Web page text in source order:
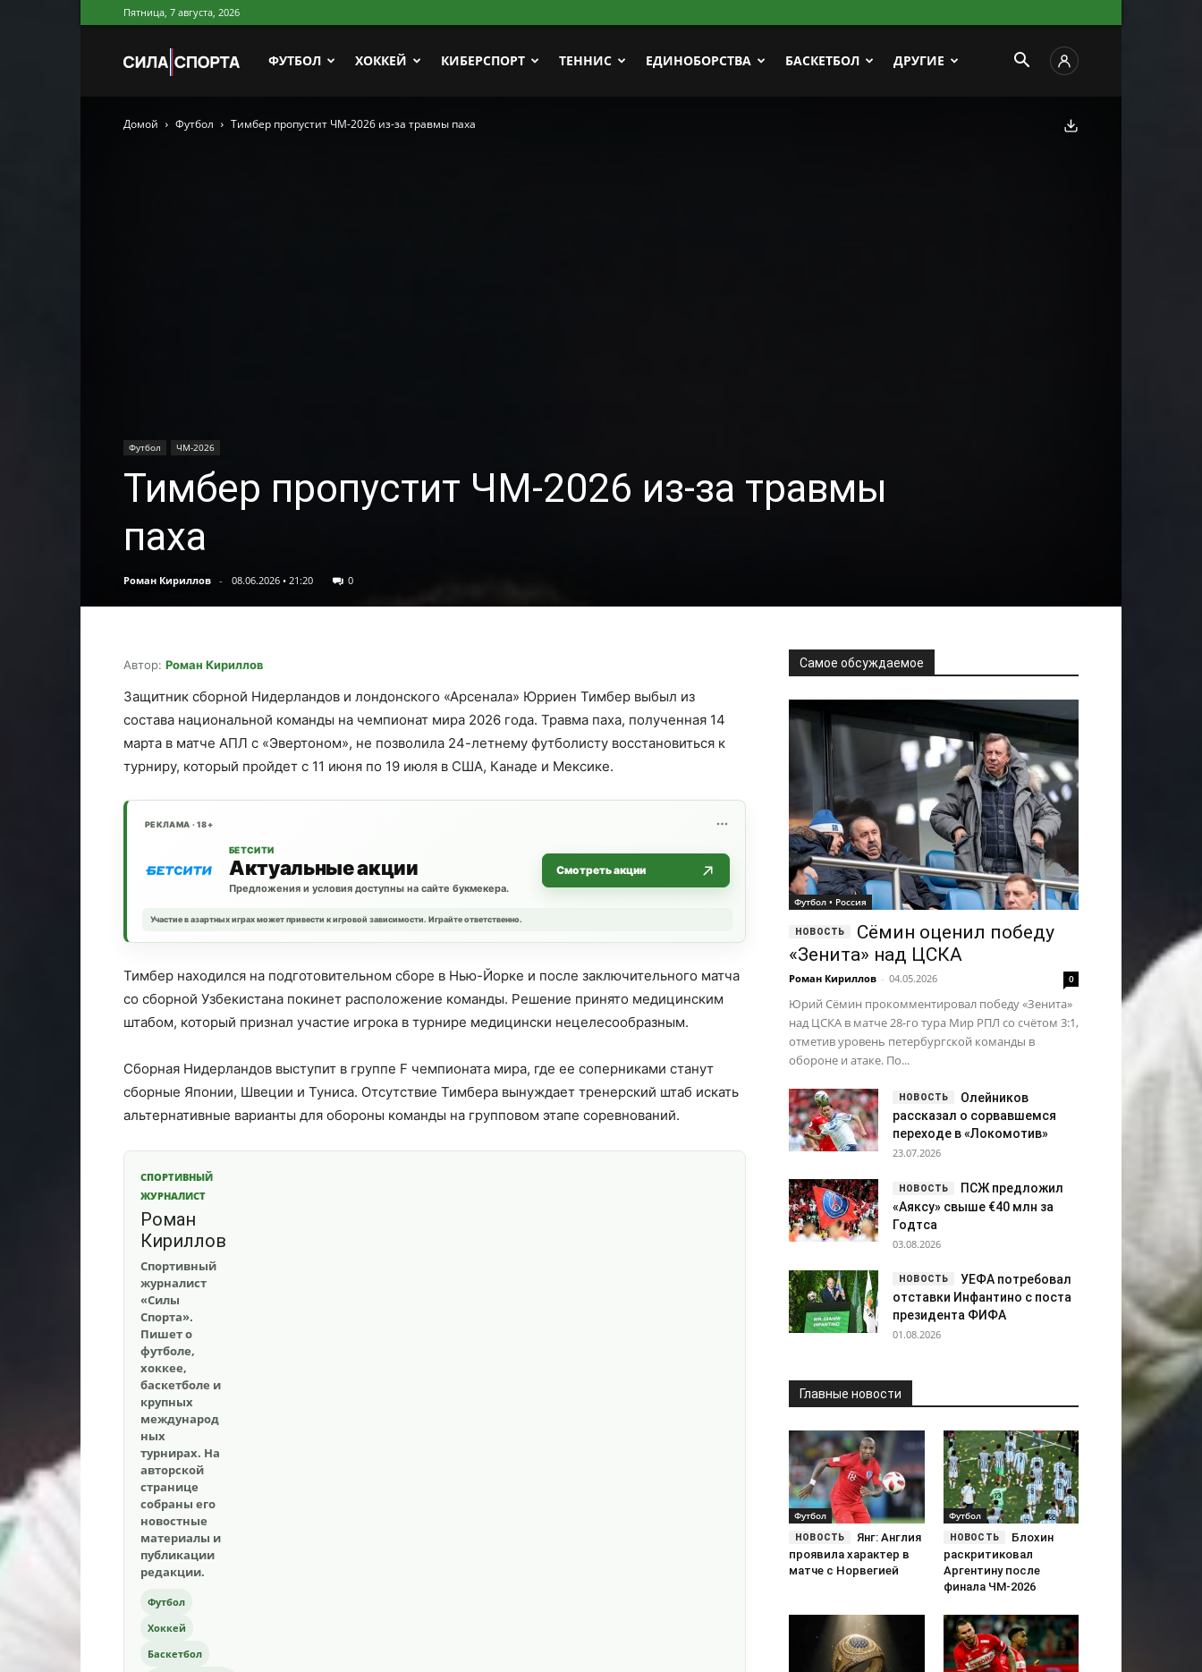
Пятница, 7 августа, 2026
Сила
Спорта
ФУТБОЛ ХОККЕЙ КИБЕРСПОРТ ТЕННИС ЕДИНОБОРСТВА БАСКЕТБОЛ ДРУГИЕ
Домой Футбол Тимбер пропустит ЧМ-2026 из-за травмы паха
Футбол ЧМ-2026
Тимбер пропустит ЧМ-2026 из-за травмы
паха
Роман Кириллов - 08.06.2026 • 21:20 0
Скачать фото
Автор: Роман Кириллов
Защитник сборной Нидерландов и лондонского «Арсенала» Юрриен Тимбер выбыл из
состава национальной команды на чемпионат мира 2026 года. Травма паха, полученная 14
марта в матче АПЛ с «Эвертоном», не позволила 24-летнему футболисту восстановиться к
турниру, который пройдет с 11 июня по 19 июля в США, Канаде и Мексике.
РЕКЛАМА · 18+
БЕТСИТИ
Актуальные акции
Предложения и условия доступны на сайте букмекера.
Смотреть акции
Участие в азартных играх может привести к игровой зависимости. Играйте ответственно.
Тимбер находился на подготовительном сборе в Нью-Йорке и после заключительного матча
со сборной Узбекистана покинет расположение команды. Решение принято медицинским
штабом, который признал участие игрока в турнире медицински нецелесообразным.
Сборная Нидерландов выступит в группе F чемпионата мира, где ее соперниками станут
сборные Японии, Швеции и Туниса. Отсутствие Тимбера вынуждает тренерский штаб искать
альтернативные варианты для обороны команды на групповом этапе соревнований.
СПОРТИВНЫЙ
ЖУРНАЛИСТ
Роман
Кириллов
Спортивный
журналист
«Силы
Спорта».
Пишет о
футболе,
хоккее,
баскетболе и
крупных
международ
ных
турнирах. На
авторской
странице
собраны его
новостные
материалы и
публикации
редакции.
Футбол
Хоккей
Баскетбол
Самое обсуждаемое
Футбол • Россия
Сёмин оценил победу
«Зенита» над ЦСКА
Роман Кириллов - 04.05.2026 0
Юрий Сёмин прокомментировал победу «Зенита»
над ЦСКА в матче 28-го тура Мир РПЛ со счётом 3:1,
отметив уровень петербургской команды в
обороне и атаке. По...
Олейников
рассказал о сорвавшемся
переходе в «Локомотив»
23.07.2026
ПСЖ предложил
«Аяксу» свыше €40 млн за
Годтса
03.08.2026
УЕФА потребовал
отставки Инфантино с поста
президента ФИФА
01.08.2026
Главные новости
Футбол
Янг: Англия
проявила характер в
матче с Норвегией
Футбол
Блохин
раскритиковал
Аргентину после
финала ЧМ-2026